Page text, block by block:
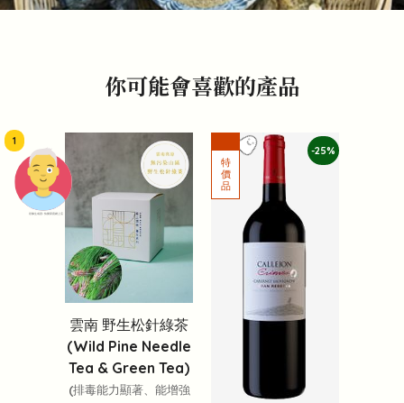
頭像生成器: 快樂家庭網上店
1
你可能會喜歡的產品
雲南 野生松針綠茶
(Wild Pine Needle
Tea & Green Tea)
(排毒能力顯著、能增強
-25%